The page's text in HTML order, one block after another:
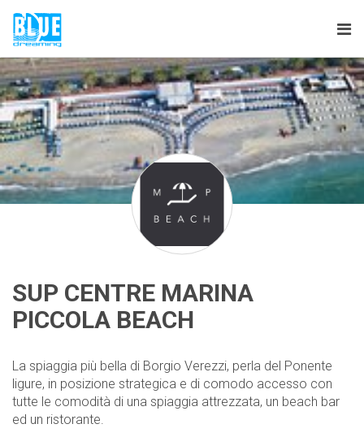
SUP CENTRE MARINA
PICCOLA BEACH
La spiaggia più bella di Borgio Verezzi, perla del Ponente
ligure, in posizione strategica e di comodo accesso con
tutte le comodità di una spiaggia attrezzata, un beach bar
ed un ristorante.